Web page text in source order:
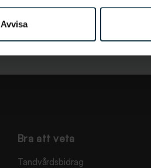
Avvisa
Bra att veta
Tandvårdsbidrag